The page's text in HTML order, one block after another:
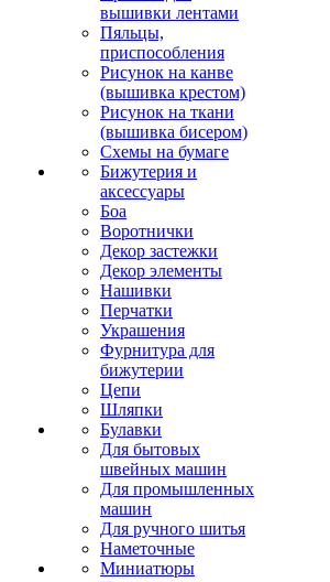
вышивки лентами
Пяльцы,
приспособления
Рисунок на канве
(вышивка крестом)
Рисунок на ткани
(вышивка бисером)
Схемы на бумаге
Бижутерия и
аксессуары
Боа
Воротнички
Декор застежки
Декор элементы
Нашивки
Перчатки
Украшения
Фурнитура для
бижутерии
Цепи
Шляпки
Булавки
Для бытовых
швейных машин
Для промышленных
машин
Для ручного шитья
Наметочные
Миниатюры